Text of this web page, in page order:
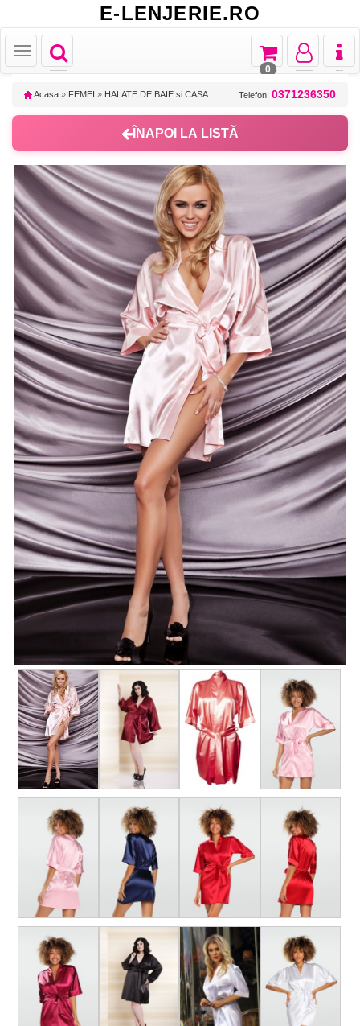
E-LENJERIE.RO
Toggle
navigation
Toggle
Toggle
navigation
Toggle
navigation
Toggle
navigation
0
Acasa » FEMEI » HALATE DE BAIE si CASA Telefon: 0371236350
ÎNAPOI LA LISTĂ